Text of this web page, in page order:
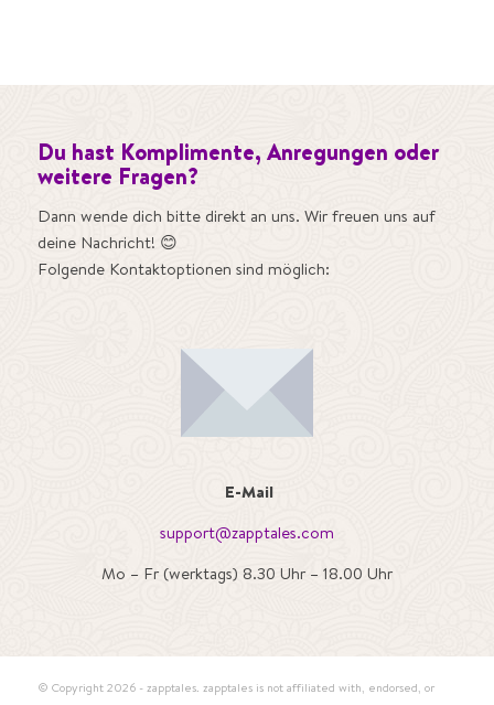
Du hast Komplimente, Anregungen oder
weitere Fragen?
Dann wende dich bitte direkt an uns. Wir freuen uns auf
deine Nachricht! 😊
Folgende Kontaktoptionen sind möglich:
E-Mail
support@zapptales.com
Mo – Fr (werktags) 8.30 Uhr – 18.00 Uhr
© Copyright 2026 - zapptales. zapptales is not affiliated with, endorsed, or